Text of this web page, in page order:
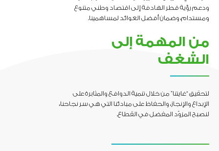
ودعم رؤية قطر الهادفة إلى اقتصاد وطني متنوع
ومستدام، وضمان أفضل العوائد لمساهمينا.
من المهمة إلى
الشغف
لتحقيق “غايتنا” من خلال تنمية الدوافع والمثابرة على
الإبداع والإنجاز، والحفاظ على مبادئنا التي هي سر نجاحنا،
لنصبح المزوّد المفضل في القطاع.